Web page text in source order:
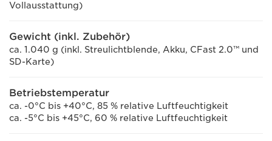
Vollausstattung)
Gewicht (inkl. Zubehör)
ca. 1.040 g (inkl. Streulichtblende, Akku, CFast 2.0™ und
SD-Karte)
Betriebstemperatur
ca. -0°C bis +40°C, 85 % relative Luftfeuchtigkeit
ca. -5°C bis +45°C, 60 % relative Luftfeuchtigkeit